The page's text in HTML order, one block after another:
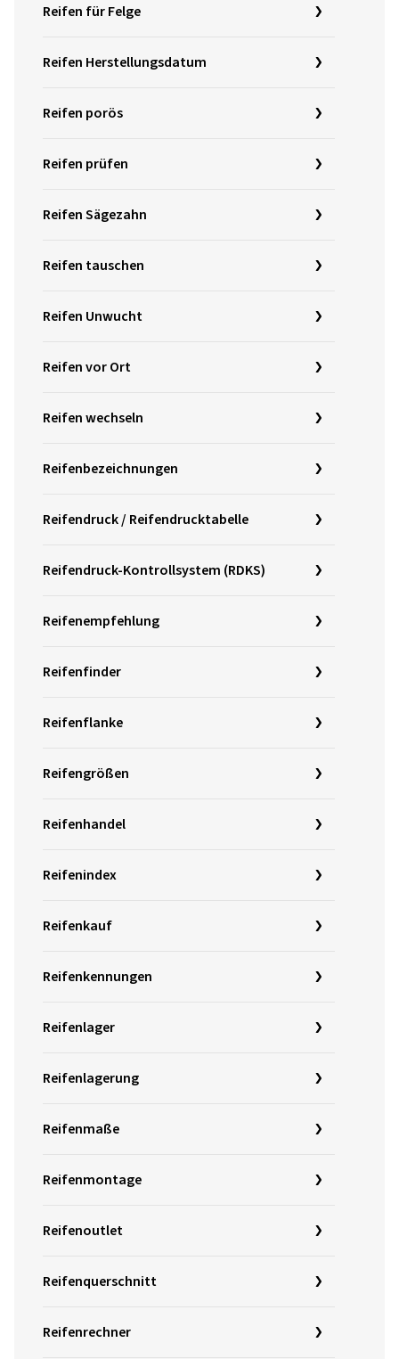
Reifen für Felge
Reifen Herstellungsdatum
Reifen porös
Reifen prüfen
Reifen Sägezahn
Reifen tauschen
Reifen Unwucht
Reifen vor Ort
Reifen wechseln
Reifenbezeichnungen
Reifendruck / Reifendrucktabelle
Reifendruck-Kontrollsystem (RDKS)
Reifenempfehlung
Reifenfinder
Reifenflanke
Reifengrößen
Reifenhandel
Reifenindex
Reifenkauf
Reifenkennungen
Reifenlager
Reifenlagerung
Reifenmaße
Reifenmontage
Reifenoutlet
Reifenquerschnitt
Reifenrechner